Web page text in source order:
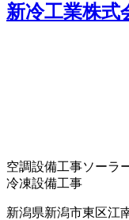
新冷工業株式
空調設備工事ソーラ
冷凍設備工事
新潟県新潟市東区江